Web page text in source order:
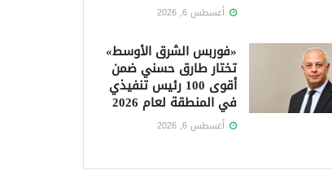
أغسطس 6, 2026
«فوربس الشرق الأوسط»
تختار طارق حسني ضمن
أقوى 100 رئيس تنفيذي
في المنطقة لعام 2026
أغسطس 6, 2026